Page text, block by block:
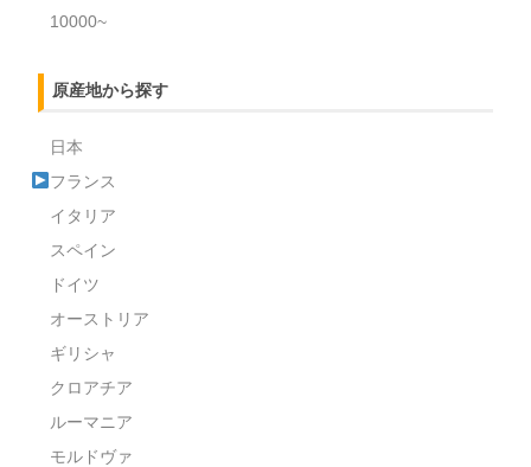
10000~
原産地から探す
日本
フランス
イタリア
スペイン
ドイツ
オーストリア
ギリシャ
クロアチア
ルーマニア
モルドヴァ